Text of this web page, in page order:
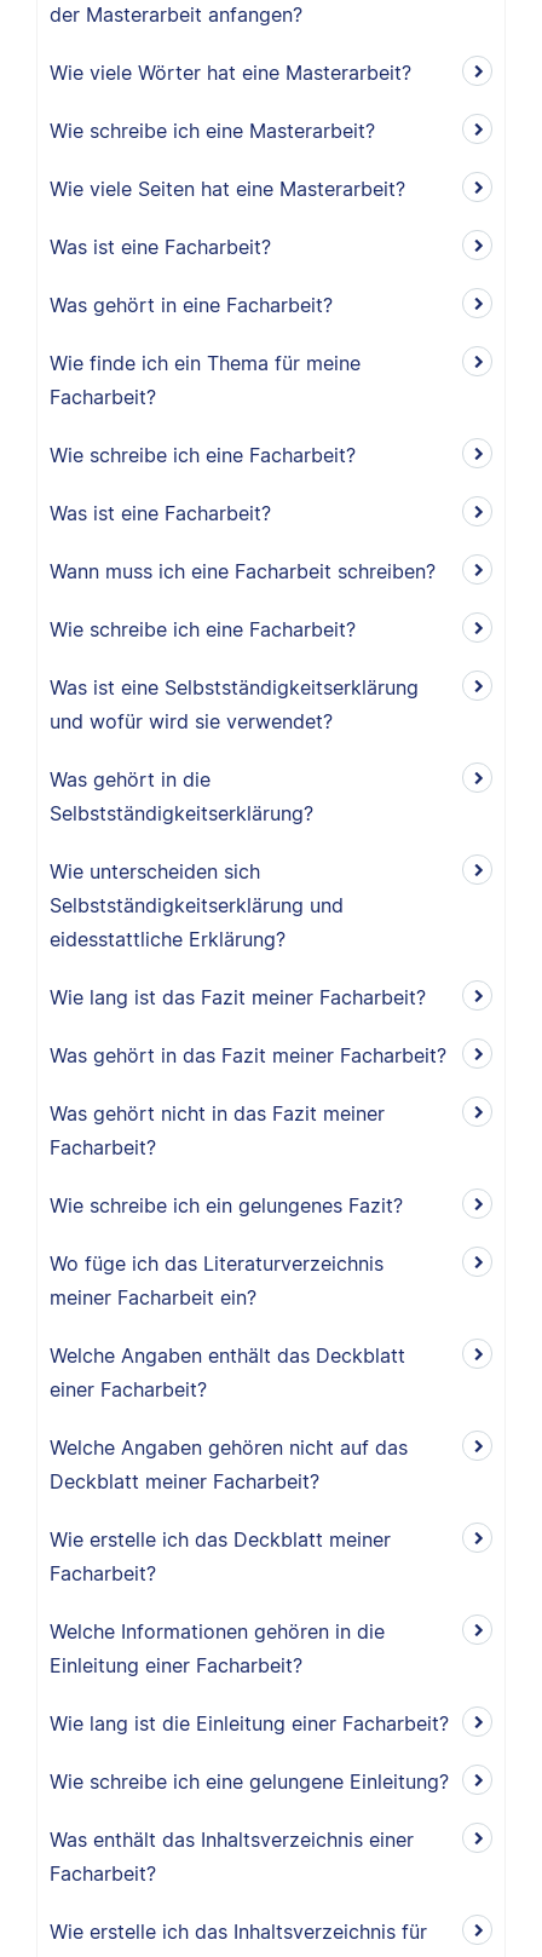
der Masterarbeit anfangen?
Wie viele Wörter hat eine Masterarbeit?
Wie schreibe ich eine Masterarbeit?
Wie viele Seiten hat eine Masterarbeit?
Was ist eine Facharbeit?
Was gehört in eine Facharbeit?
Wie finde ich ein Thema für meine
Facharbeit?
Wie schreibe ich eine Facharbeit?
Was ist eine Facharbeit?
Wann muss ich eine Facharbeit schreiben?
Wie schreibe ich eine Facharbeit?
Was ist eine Selbstständigkeitserklärung
und wofür wird sie verwendet?
Was gehört in die
Selbstständigkeitserklärung?
Wie unterscheiden sich
Selbstständigkeitserklärung und
eidesstattliche Erklärung?
Wie lang ist das Fazit meiner Facharbeit?
Was gehört in das Fazit meiner Facharbeit?
Was gehört nicht in das Fazit meiner
Facharbeit?
Wie schreibe ich ein gelungenes Fazit?
Wo füge ich das Literaturverzeichnis
meiner Facharbeit ein?
Welche Angaben enthält das Deckblatt
einer Facharbeit?
Welche Angaben gehören nicht auf das
Deckblatt meiner Facharbeit?
Wie erstelle ich das Deckblatt meiner
Facharbeit?
Welche Informationen gehören in die
Einleitung einer Facharbeit?
Wie lang ist die Einleitung einer Facharbeit?
Wie schreibe ich eine gelungene Einleitung?
Was enthält das Inhaltsverzeichnis einer
Facharbeit?
Wie erstelle ich das Inhaltsverzeichnis für